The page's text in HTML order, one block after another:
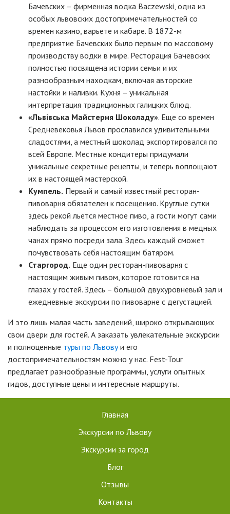
Бачевских – фирменная водка Baczewski, одна из
особых львовских достопримечательностей со
времен казино, варьете и кабаре. В 1872-м
предприятие Бачевских было первым по массовому
производству водки в мире. Ресторация Бачевских
полностью посвящена истории семьи и их
разнообразным находкам, включая авторские
настойки и наливки. Кухня – уникальная
интерпретация традиционных галицких блюд.
«Львівська Майстерня Шоколаду». Еще со времен
Средневековья Львов прославился удивительными
сладостями, а местный шоколад экспортировался по
всей Европе. Местные кондитеры придумали
уникальные секретные рецепты, и теперь воплощают
их в настоящей мастерской.
Кумпель. Первый и самый известный ресторан-
пивоварня обязателен к посещению. Круглые сутки
здесь рекой льется местное пиво, а гости могут сами
наблюдать за процессом его изготовления в медных
чанах прямо посреди зала. Здесь каждый сможет
почувствовать себя настоящим батяром.
Старгород. Еще один ресторан-пивоварня с
настоящим живым пивом, которое готовится на
глазах у гостей. Здесь – большой двухуровневый зал и
ежедневные экскурсии по пивоварне с дегустацией.
И это лишь малая часть заведений, широко открывающих
свои двери для гостей. А заказать увлекательные экскурсии
и полноценные туры по Львовуи его
достопримечательностям можно у нас. Fest-Tour
предлагает разнообразные программы, услуги опытных
гидов, доступные цены и интересные маршруты.
Главная
Экскурсии по Львову
Экскурсии за город
Блог
Отзывы
Контакты